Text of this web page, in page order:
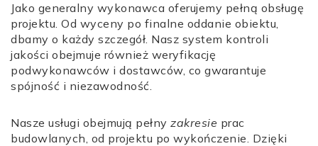
Jako generalny wykonawca oferujemy pełną obsługę
projektu. Od wyceny po finalne oddanie obiektu,
dbamy o każdy szczegół. Nasz system kontroli
jakości obejmuje również weryfikację
podwykonawców i dostawców, co gwarantuje
spójność i niezawodność.
Nasze usługi obejmują pełny zakresie prac
budowlanych, od projektu po wykończenie. Dzięki